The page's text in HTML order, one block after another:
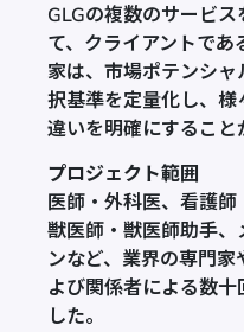
GLGの複数のサービ
て、クライアントで
家は、市場ポテンシ
択基準を定量化し、
違いを明確にすること
プロジェクト範囲
医師・外科医、看護師
獣医師・獣医師助手
ンなど、業界の専門
よび関係者による数
した。